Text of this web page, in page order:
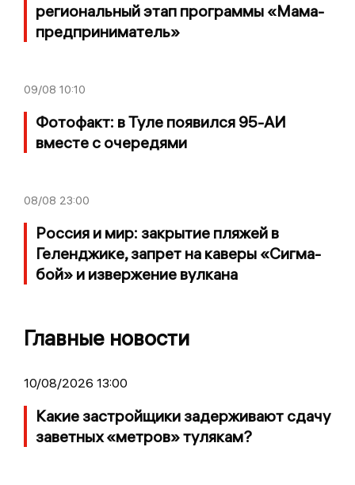
региональный этап программы «Мама-
предприниматель»
09/08 10:10
Фотофакт: в Туле появился 95-АИ
вместе с очередями
08/08 23:00
Россия и мир: закрытие пляжей в
Геленджике, запрет на каверы «Сигма-
бой» и извержение вулкана
Главные новости
10/08/2026 13:00
Какие застройщики задерживают сдачу
заветных «метров» тулякам?